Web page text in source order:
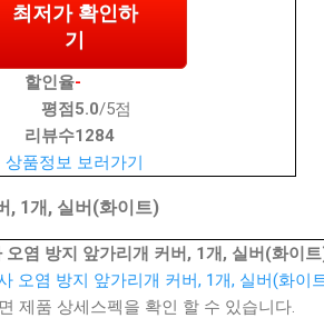
최저가 확인하
기
할인율-
평점 5.0/5점
리뷰수1284
상품정보 보러가기
, 1개, 실버(화이트)
오염 방지 앞가리개 커버, 1개, 실버(화이
제품 상세스펙을 확인 할 수 있습니다.